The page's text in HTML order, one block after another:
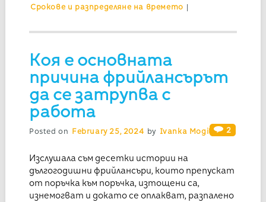
Срокове и разпределяне на времето |
Коя е основната
причина фрийлансърът
да се затрупва с
работа
Posted on February 25, 2024 by Ivanka Mogilska 2
Изслушала съм десетки истории на
дългогодишни фрийлансъри, които препускат
от поръчка към поръчка, изтощени са,
изнемогват и докато се оплакват, разпалено